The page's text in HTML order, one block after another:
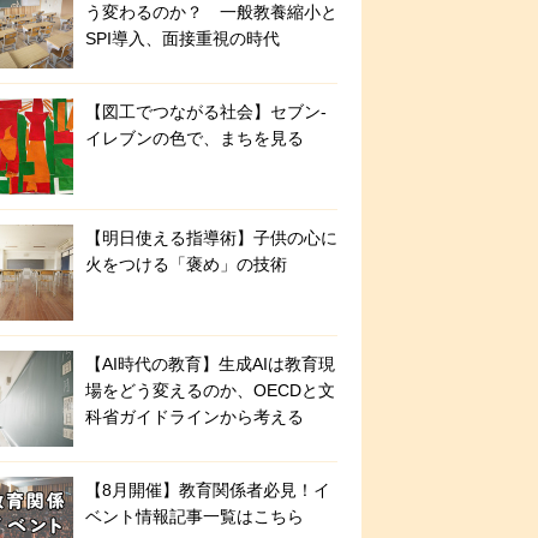
う変わるのか？ 一般教養縮小と
SPI導入、面接重視の時代
【図工でつながる社会】セブン‐
イレブンの色で、まちを見る
【明日使える指導術】子供の心に
火をつける「褒め」の技術
【AI時代の教育】生成AIは教育現
場をどう変えるのか、OECDと文
科省ガイドラインから考える
【8月開催】教育関係者必見！イ
ベント情報記事一覧はこちら